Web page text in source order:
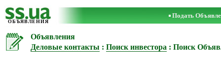
ОБЪЯВЛЕНИЯ
Подать
Объявления
Деловые контакты : Поиск инвестора : Поиск